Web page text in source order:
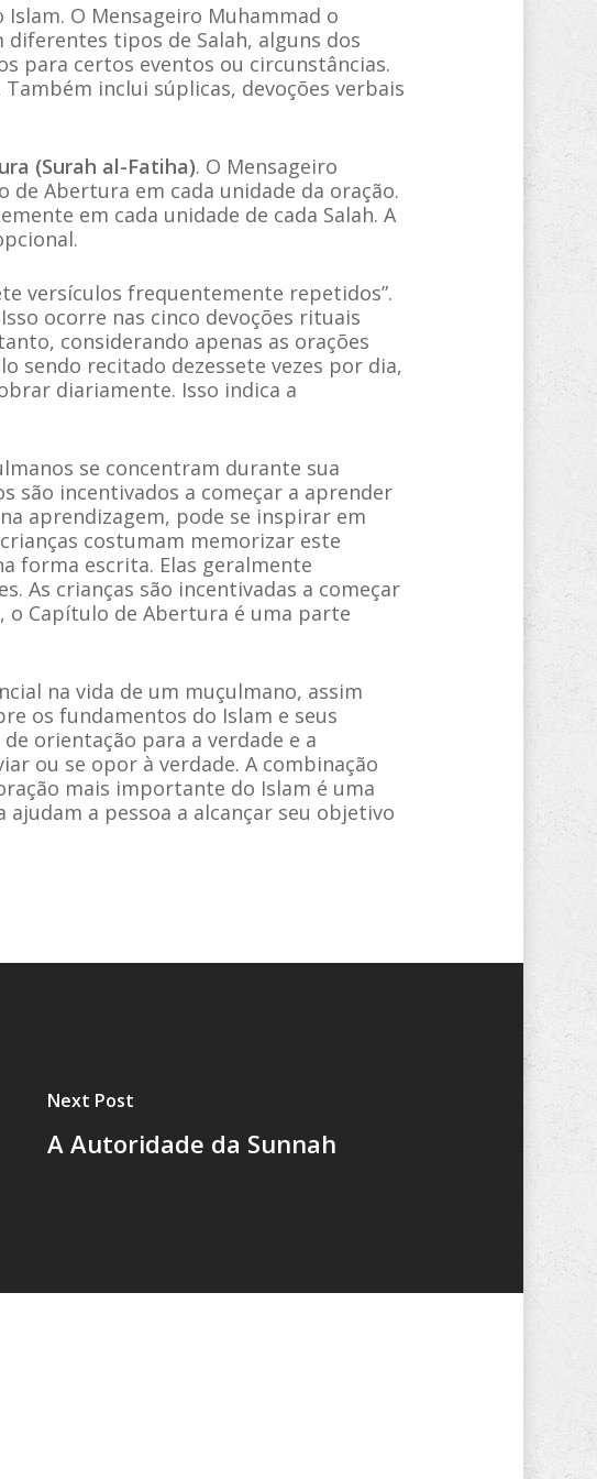
O Mensageiro Muhammad o
tipos de Salah, alguns dos
para certos eventos ou circunstâncias.
inclui súplicas, devoções verbais
(Surah al-Fatiha). O Mensageiro
Abertura em cada unidade da oração.
em cada unidade de cada Salah. A
versículos frequentemente repetidos”.
ocorre nas cinco devoções rituais
considerando apenas as orações
sendo recitado dezessete vezes por dia,
diariamente. Isso indica a
se concentram durante sua
são incentivados a começar a aprender
aprendizagem, pode se inspirar em
costumam memorizar este
forma escrita. Elas geralmente
As crianças são incentivadas a começar
Capítulo de Abertura é uma parte
na vida de um muçulmano, assim
os fundamentos do Islam e seus
orientação para a verdade e a
ou se opor à verdade. A combinação
mais importante do Islam é uma
a pessoa a alcançar seu objetivo
Next Post
A Autoridade da Sunnah